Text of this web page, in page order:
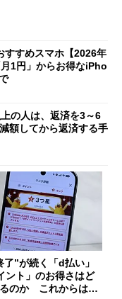
すすめスマホ【2026年
1円」からお得なiPho
の人は、返済を3～6
額してから返済する手
了”が続く「d払い」
ント」のお得さはど
のか これからは